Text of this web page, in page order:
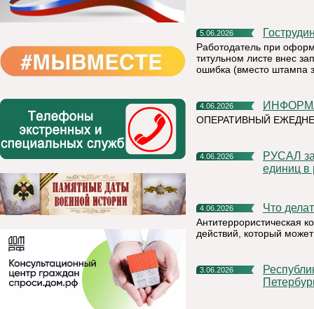
5.06.2026
Работодатель при
титульном листе внес
ошибка (вместо штампа
4.06.2026
ОПЕРАТИВНЫЙ
4.06.2026
РУСАЛ заключил крупнейшую сделку по продаже углеродных
единиц в
4.06.2026 Что
Антитеррористическая
действий, который
3.06.2026
Республика Коми представит свой потенциал на XXIX